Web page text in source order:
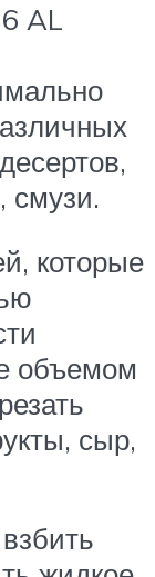
AL
смузи.
которые
объемом
сыр,